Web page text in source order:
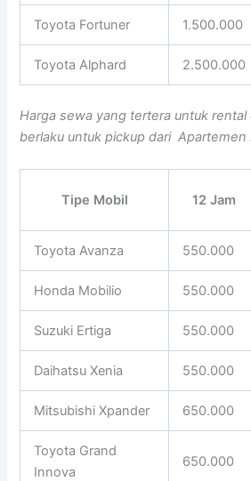
Toyota Fortuner 1.500.000
Toyota Alphard 2.500.000
Harga sewa yang tertera untuk rental
berlaku untuk pickup dari Apartemen
Tipe Mobil 12 Jam
Toyota Avanza 550.000
Honda Mobilio 550.000
Suzuki Ertiga 550.000
Daihatsu Xenia 550.000
Mitsubishi Xpander 650.000
Toyota Grand
Innova
650.000